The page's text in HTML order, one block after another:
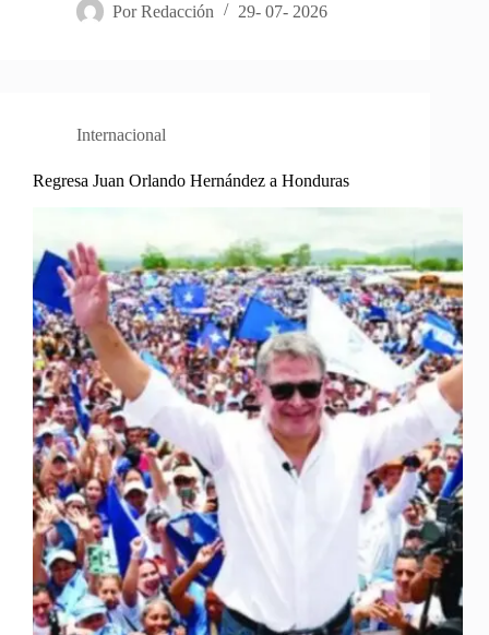
Por Redacción 29- 07- 2026
Internacional
Regresa Juan Orlando Hernández a Honduras